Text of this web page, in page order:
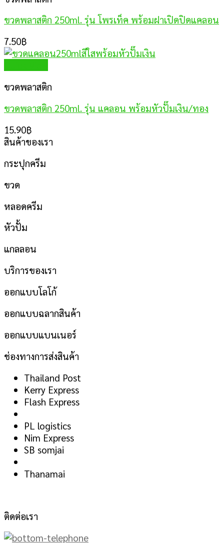
ขวดพลาสติก 250ml. รุ่น โพรเท็ค พร้อมฝาเปิดปิดแคลอน
7.50฿
ขวดพลาสติก
ขวดพลาสติก 250ml. รุ่น แคลอน พร้อมหัวปั๊มเงิน/ทอง
15.90฿
สินค้าของเรา
กระปุกครีม
ขวด
หลอดครีม
หัวปั้ม
แกลลอน
บริการของเรา
ออกแบบโลโก้
ออกแบบฉลากสินค้า
ออกแบบแบนเนอร์
ช่องทางการส่งสินค้า
Thailand Post
Kerry Express
Flash Express
PL logistics
Nim Express
SB somjai
Thanamai
ติดต่อเรา